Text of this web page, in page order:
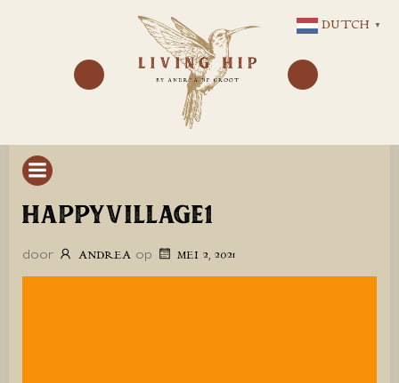
NAAR
DE
INHOUD
HAPPYVILLAGE1
door ANDREA op MEI 2, 2021
DUTCH ▼